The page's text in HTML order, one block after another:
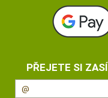
PŘEJETE SI